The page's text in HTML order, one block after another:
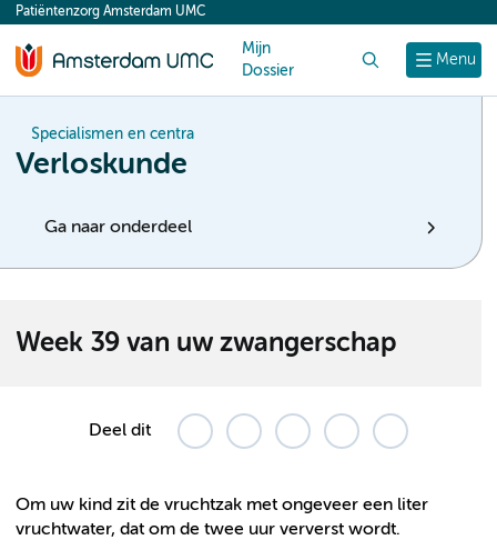
content
Menu
Patiëntenzorg Amsterdam UMC
Mijn
Dossier
Specialismen en centra
Verloskunde
Ga naar onderdeel
Week 39 van uw zwangerschap
Om uw kind zit de vruchtzak met ongeveer een liter
vruchtwater, dat om de twee uur ververst wordt.
Deel dit